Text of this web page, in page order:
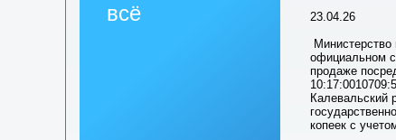
всё
23.04.26
официальном
продаже
Калевальский
копеек с